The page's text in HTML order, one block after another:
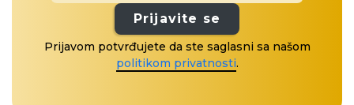
Prijavite se
Prijavom potvrđujete da ste saglasni sa našom
politikom privatnosti.